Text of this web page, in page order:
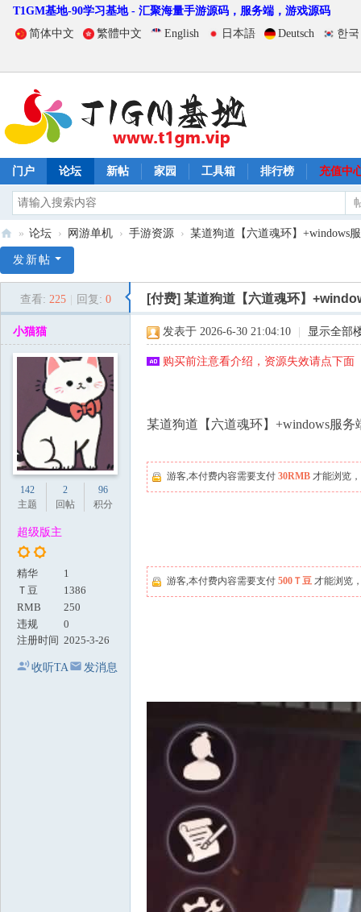
T1GM基地-90学习基地 - 汇聚海量手游源码，服务端，游戏源码
简体中文
繁體中文 English 日本語 Deutsch 한
门户 论坛 新帖 家园 工具箱 排行榜 充值中
1
» 论坛 › 网游单机 › 手游资源 › 某道狗道【六道魂环】+windows
发新帖
查看: 225 回复: 0 [付费] 某道狗道【六道魂环】
小猫猫
142
主题
2
回帖
96
积分
超级版主
精华
1
Ｔ豆
1386
RMB
250
违规
0
注册时间 2025-3-26
收听TA 发消息
发表于 2026-6-30 21:04:10 显示全部
购买前注意看介绍，资源失效请点下
某道狗道【六道魂环】+windows服
游客,本付费内容需要支付 30RMB 才能浏览
游客,本付费内容需要支付 500Ｔ豆 才能浏览